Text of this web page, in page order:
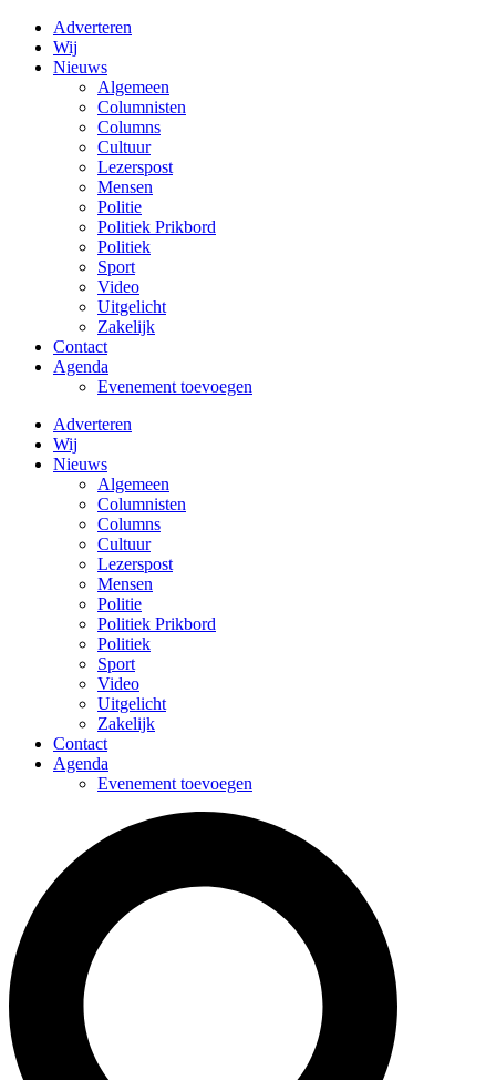
Adverteren
Wij
Nieuws
Algemeen
Columnisten
Columns
Cultuur
Lezerspost
Mensen
Politie
Politiek Prikbord
Politiek
Sport
Video
Uitgelicht
Zakelijk
Contact
Agenda
Evenement toevoegen
Adverteren
Wij
Nieuws
Algemeen
Columnisten
Columns
Cultuur
Lezerspost
Mensen
Politie
Politiek Prikbord
Politiek
Sport
Video
Uitgelicht
Zakelijk
Contact
Agenda
Evenement toevoegen